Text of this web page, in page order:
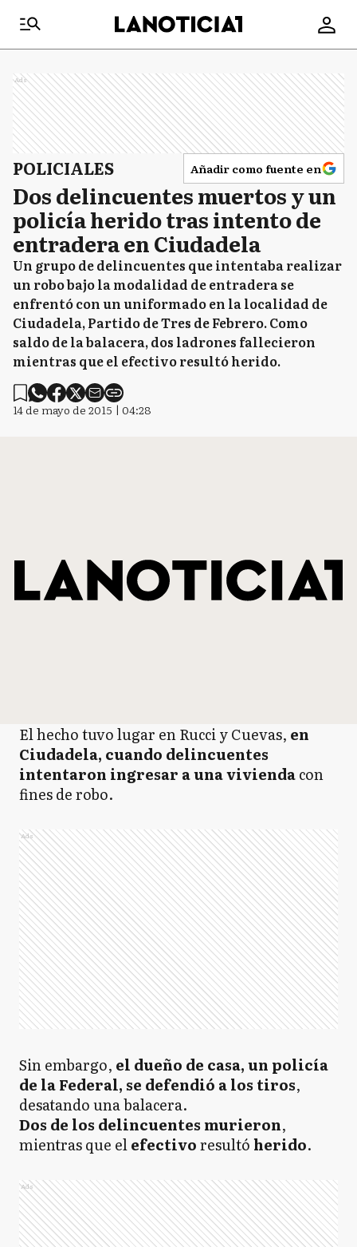
Ads
POLICIALES Añadir como fuente en
Dos delincuentes muertos y un
policía herido tras intento de
entradera en Ciudadela
Un grupo de delincuentes que intentaba realizar
un robo bajo la modalidad de entradera se
enfrentó con un uniformado en la localidad de
Ciudadela, Partido de Tres de Febrero. Como
saldo de la balacera, dos ladrones fallecieron
mientras que el efectivo resultó herido.
14 de mayo de 2015 | 04:28
El hecho tuvo lugar en Rucci y Cuevas, en
Ciudadela, cuando delincuentes
intentaron ingresar a una viviendacon
fines de robo.
Ads
Sin embargo, el dueño de casa, un policía
de la Federal, se defendió a los tiros,
desatando una balacera.
Dos de los delincuentes murieron,
mientras que elefectivoresultó herido.
Ads